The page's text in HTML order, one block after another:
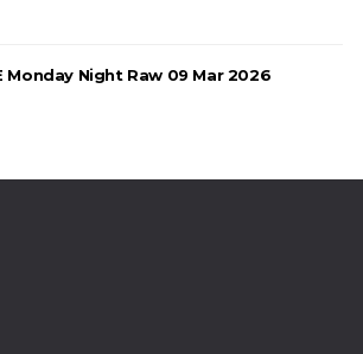
Monday Night Raw 09 Mar 2026